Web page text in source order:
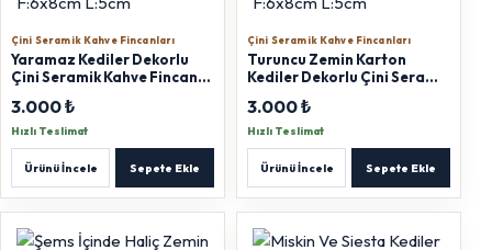
Çini Seramik Kahve Fincanları
Yaramaz Kediler Dekorlu
Çini Seramik Kahve Fincanı
F:6x8cm L:5cm
3.000 ₺
Hızlı Teslimat
Ürünü İncele Sepete Ekle
Çini Seramik Kahve Fincanları
Turuncu Zemin Karton
Kediler Dekorlu Çini Seramik
Lokumluklu T:12cm F:6x8cm
L:5cm
3.000 ₺
Hızlı Teslimat
Ürünü İncele Sepete Ekle